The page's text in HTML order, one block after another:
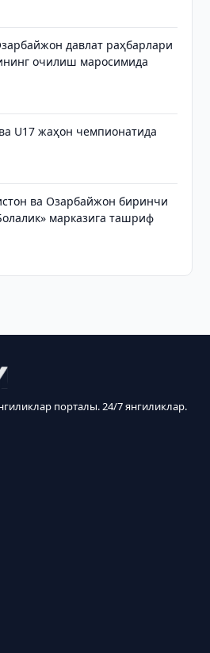
давлат раҳбарлари
очилиш маросимида
U17 жаҳон чемпионатида
ва Озарбайжон биринчи
марказига ташриф
порталы. 24/7 янгиликлар.